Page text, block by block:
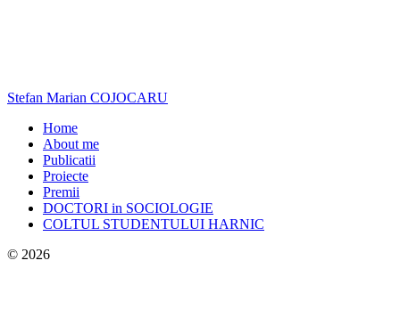
Stefan Marian COJOCARU
Home
About me
Publicatii
Proiecte
Premii
DOCTORI in SOCIOLOGIE
COLTUL STUDENTULUI HARNIC
© 2026